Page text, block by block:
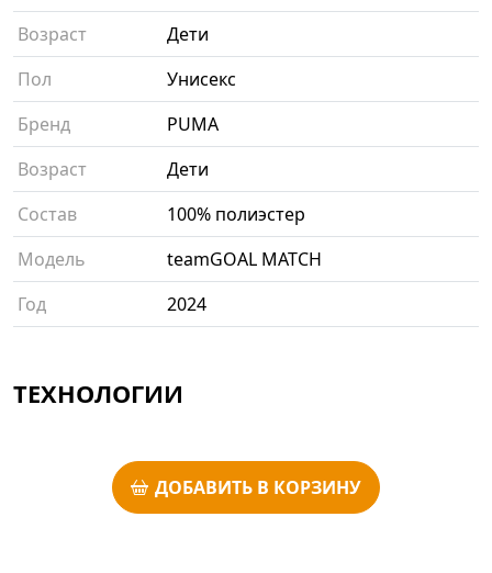
Возраст
Дети
Пол
Унисекс
Бренд
PUMA
Возраст
Дети
Состав
100% полиэстер
Модель
teamGOAL MATCH
Год
2024
ТЕХНОЛОГИИ
ДОБАВИТЬ В КОРЗИНУ